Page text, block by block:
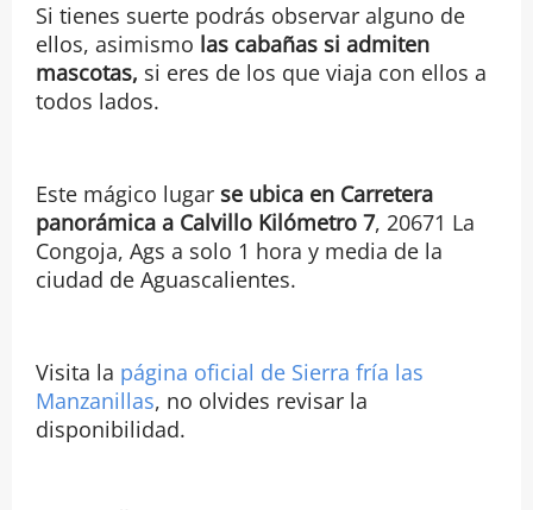
Si tienes suerte podrás observar alguno de
ellos, asimismo las cabañas si admiten
mascotas, si eres de los que viaja con ellos a
todos lados.
Este mágico lugar se ubica en Carretera
panorámica a Calvillo Kilómetro 7, 20671 La
Congoja, Ags a solo 1 hora y media de la
ciudad de Aguascalientes.
Visita la página oficial de Sierra fría las
Manzanillas, no olvides revisar la
disponibilidad.